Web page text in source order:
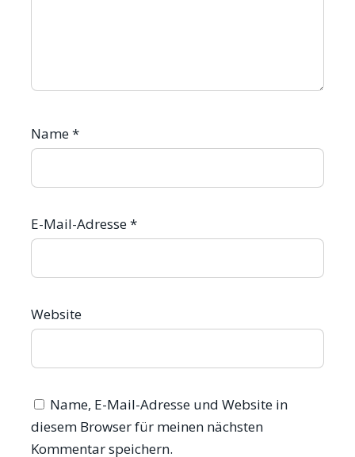
Name*
E-Mail-Adresse*
Website
Name, E-Mail-Adresse und Website in
diesem Browser für meinen nächsten
Kommentar speichern.